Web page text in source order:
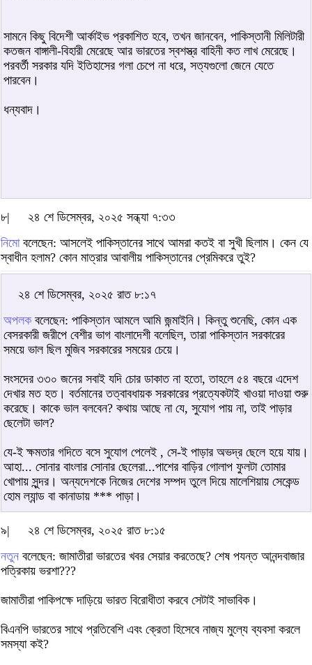
সামনে কিছু বিদেশী আর্কাইভ প্রকাশিত হবে, তখন জানবেন, পাকিস্তানী মিলিটারী
কতজন বাঙ্গালী-বিহারী মেরেছে আর ভারতের স্বশস্ত্র বাহিনী কত লাখ মেরেছে।
পরবর্তী সরকার যদি ইতিহাসের গলা চেপে না ধরে, সত্যগুলো জেনে যেতে
পারবেন।
ধন্যবাদ।
৮|
২৪ শে ডিসেম্বর, ২০২৫ সন্ধ্যা ৭:৩৩
নিমোবলেছেন: আসলেই পাকিস্তানের সাথে আমরা কতই বা সুখী ছিলাম। কেন যে
স্বাধীন হলাম? কোন মাত্রার আবালীয় পাকিস্তানের প্রেমিকরে তুই?
২৪ শে ডিসেম্বর, ২০২৫ রাত ৮:১৭
অপলক বলেছেন: পাকিস্তান আমলে আমি জন্মাইনি। কিন্তু শুনেছি, কোন এক
বেসরকারী জরীপে বেশীর ভাগ বাংলাদেশী বলেছিল, তারা পাকিস্তান সরকারের
সময়ে ভাল ছিল মুজিব সরকারের সময়ের চেয়ে।
সংসদের ৩৩০ জনের সবাই যদি চোর ডাকাত না হতো, তাহলে ৫৪ বছরে এদেশ
দেখার মত হত। বর্তমানের তত্বাবধায়ক সরকারের প্রত্যেকটাই খাওয়া দাওয়া শুরু
করেছে। কাকে ভাল বলবেন? কথায় আছে না যে, সুযোগ পায় না, তাই পাড়ার
ছেলেটা ভাল?
যে-ই ক্ষমতার গদিতে বসে সুযোগ পেলেই , সে-ই পাড়ার অভদ্র ছেলে হয়ে যায়।
আহা... সোনার বাংলার সোনার ছেলেরা...পাশের বাড়ির গোলাপ ফুলটা তোমার
খোপায় সুন্দর। অন্যদেশকে নিজের দেশের সম্পদ তুলে দিয়ে মালেশিয়ায় সেকেন্ড
হোম ল্যান্ড বা কানাডায় *** পাড়া।
৯|
২৪ শে ডিসেম্বর, ২০২৫ রাত ৮:১৫
নতুন বলেছেন: জামাতীরা ভারতের খবর সেয়ার করতেছে? শেষ পযন্ত আনন্দবাজার
পত্রিকায় ভরশা???
জামাতীরা পাকিপক্ষে দাড়িয়ে ভারত বিরোধীতা করবে সেটাই সাভাবিক।
বিএনপি ভারতের সাথে প্রতিবেশি এবং ক্রেতা হিসেবে নাজ্য মুল্যে ব্যবসা করলে
সমস্যা কই?